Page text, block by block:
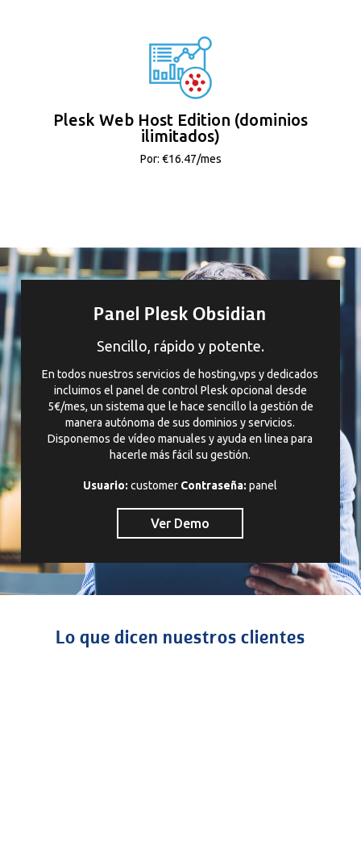
Plesk Web Host Edition (dominios
ilimitados)
Por: €16.47/mes
Panel Plesk Obsidian
Sencillo, rápido y potente.
En todos nuestros servicios de hosting,vps y dedicados
incluimos el panel de control Plesk opcional desde
5€/mes, un sistema que le hace sencillo la gestión de
manera autónoma de sus dominios y servicios.
Disponemos de vídeo manuales y ayuda en linea para
hacerle más fácil su gestión.
Usuario: customer Contraseña: panel
Ver Demo
Lo que dicen nuestros clientes